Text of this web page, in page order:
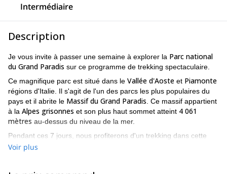
Intermédiaire
Description
Je vous invite à passer une semaine à explorer la Parc national
du Grand Paradis sur ce programme de trekking spectaculaire.
Ce magnifique parc est situé dans le Vallée d'Aoste et Piamonte
régions d'Italie. Il s'agit de l'un des parcs les plus populaires du
pays et il abrite le Massif du Grand Paradis . Ce massif appartient
à la Alpes grisonnes et son plus haut sommet atteint 4 061
mètres au-dessus du niveau de la mer.
Pendant ces 7 jours, nous profiterons d'un trekking dans cette
magnifique région et visiterons certains de ses refuges. Nous
Voir plus